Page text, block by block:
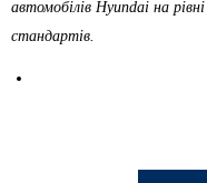
автомобілів Hyundai на
стандартів.